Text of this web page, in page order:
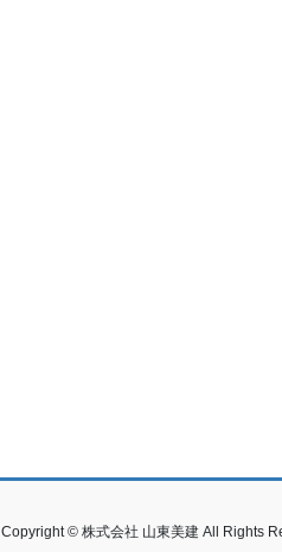
Copyright © 株式会社 山東美建 All Rights